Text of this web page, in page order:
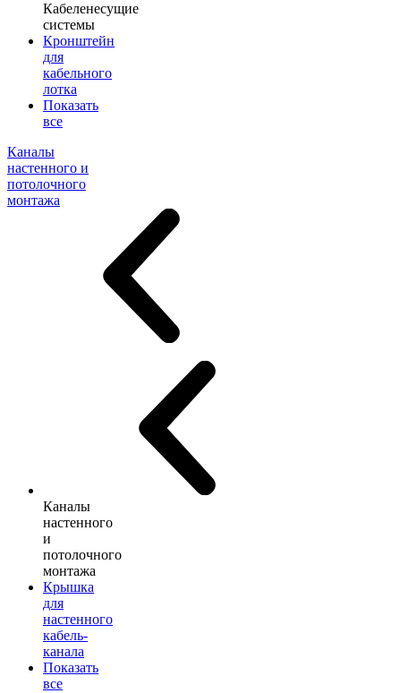
Кабеленесущие
системы
Кронштейн
для
кабельного
лотка
Показать
все
Каналы
настенного и
потолочного
монтажа
Каналы
настенного
и
потолочного
монтажа
Крышка
для
настенного
кабель-
канала
Показать
все